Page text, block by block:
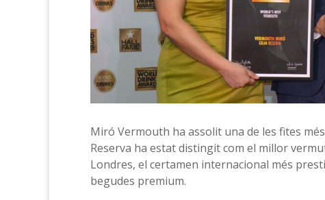
Miró Vermouth ha assolit una de les fites
Reserva ha estat distingit com el millor
Londres, el certamen internacional més
begudes premium.